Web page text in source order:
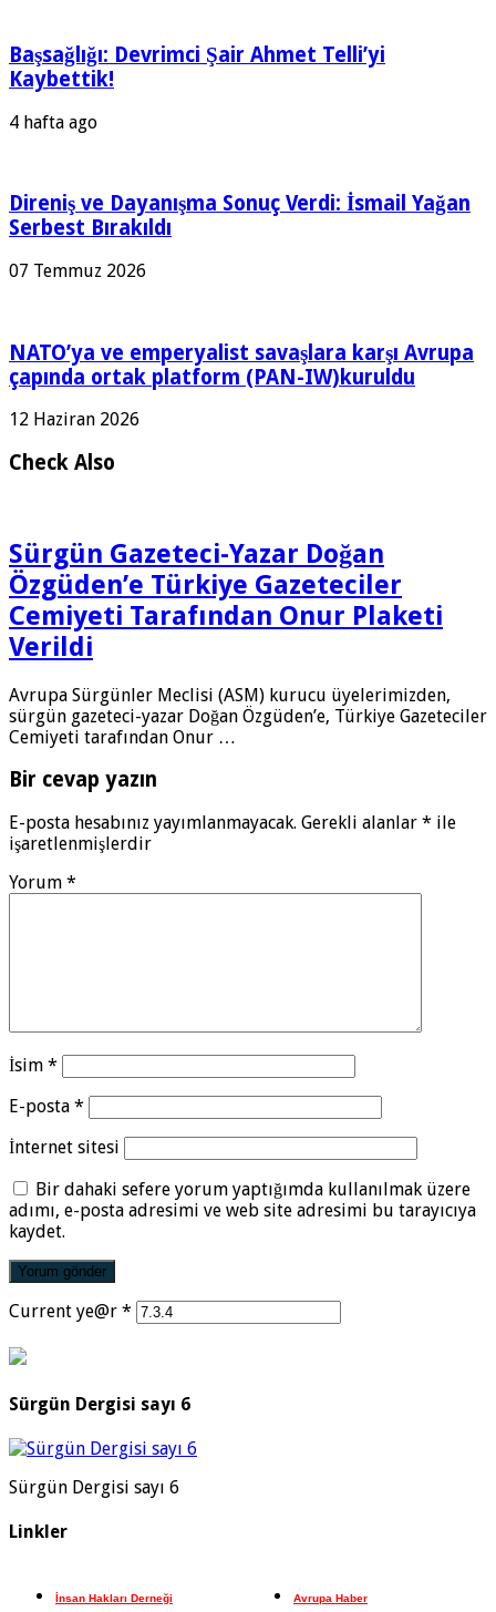
Başsağlığı: Devrimci Şair Ahmet Telli’yi
Kaybettik!
4 hafta ago
Direniş ve Dayanışma Sonuç Verdi: İsmail Yağan
Serbest Bırakıldı
07 Temmuz 2026
NATO’ya ve emperyalist savaşlara karşı Avrupa
çapında ortak platform (PAN-IW)kuruldu
12 Haziran 2026
Check Also
Sürgün Gazeteci-Yazar Doğan
Özgüden’e Türkiye Gazeteciler
Cemiyeti Tarafından Onur Plaketi
Verildi
Avrupa Sürgünler Meclisi (ASM) kurucu üyelerimizden,
sürgün gazeteci-yazar Doğan Özgüden’e, Türkiye Gazeteciler
Cemiyeti tarafından Onur …
Bir cevap yazın
E-posta hesabınız yayımlanmayacak. Gerekli alanlar * ile
işaretlenmişlerdir
Yorum *
İsim *
E-posta *
İnternet sitesi
Bir dahaki sefere yorum yaptığımda kullanılmak üzere
adımı, e-posta adresimi ve web site adresimi bu tarayıcıya
kaydet.
Current ye@r *
Sürgün Dergisi sayı 6
Sürgün Dergisi sayı 6
Linkler
İnsan Hakları Derneği
Avrupa Haber